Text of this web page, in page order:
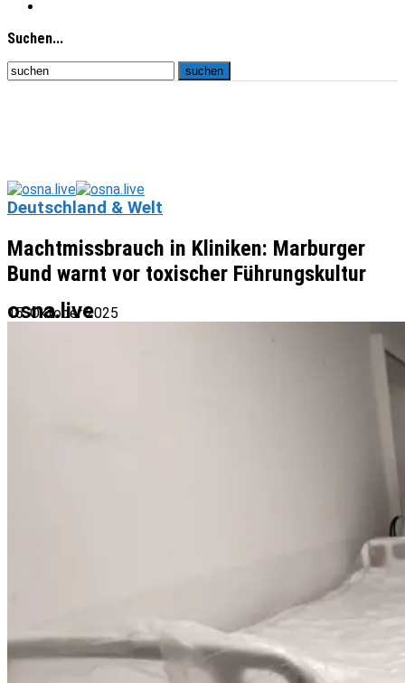
Suchen...
osna.live
Deutschland & Welt
Machtmissbrauch in Kliniken: Marburger
Bund warnt vor toxischer Führungskultur
15. Oktober 2025